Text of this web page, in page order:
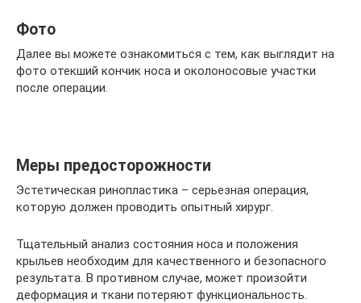
Фото
Далее вы можете ознакомиться с тем, как выглядит на
фото отекший кончик носа и околоносовые участки
после операции.
Меры предосторожности
Эстетическая ринопластика – серьезная операция,
которую должен проводить опытный хирург.
Тщательный анализ состояния носа и положения
крыльев необходим для качественного и безопасного
результата. В противном случае, может произойти
деформация и ткани потеряют функциональность.